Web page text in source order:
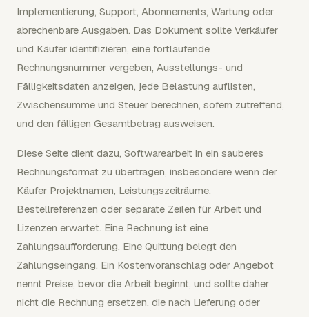
Implementierung, Support, Abonnements, Wartung oder
abrechenbare Ausgaben. Das Dokument sollte Verkäufer
und Käufer identifizieren, eine fortlaufende
Rechnungsnummer vergeben, Ausstellungs- und
Fälligkeitsdaten anzeigen, jede Belastung auflisten,
Zwischensumme und Steuer berechnen, sofern zutreffend,
und den fälligen Gesamtbetrag ausweisen.
Diese Seite dient dazu, Softwarearbeit in ein sauberes
Rechnungsformat zu übertragen, insbesondere wenn der
Käufer Projektnamen, Leistungszeiträume,
Bestellreferenzen oder separate Zeilen für Arbeit und
Lizenzen erwartet. Eine Rechnung ist eine
Zahlungsaufforderung. Eine Quittung belegt den
Zahlungseingang. Ein Kostenvoranschlag oder Angebot
nennt Preise, bevor die Arbeit beginnt, und sollte daher
nicht die Rechnung ersetzen, die nach Lieferung oder